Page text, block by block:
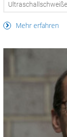
Mehr erfahren